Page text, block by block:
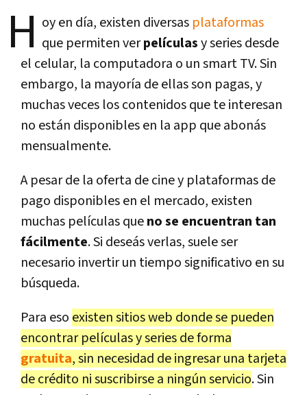
H oy en día, existen diversas plataformas
que permiten verpelículasy series desde
el celular, la computadora o un smart TV. Sin
embargo, la mayoría de ellas son pagas, y
muchas veces los contenidos que te interesan
no están disponibles en la app que abonás
mensualmente.
A pesar de la oferta de cine y plataformas de
pago disponibles en el mercado, existen
muchas películas queno se encuentran tan
fácilmente. Si deseás verlas, suele ser
necesario invertir un tiempo significativo en su
búsqueda.
Para eso existen sitios web donde se pueden
encontrar películas y series de forma
gratuita, sin necesidad de ingresar una tarjeta
de crédito ni suscribirse a ningún servicio. Sin